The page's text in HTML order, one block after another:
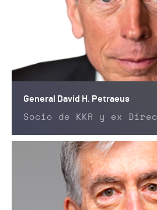
General David H. Petraeus
Socio de KKR y ex